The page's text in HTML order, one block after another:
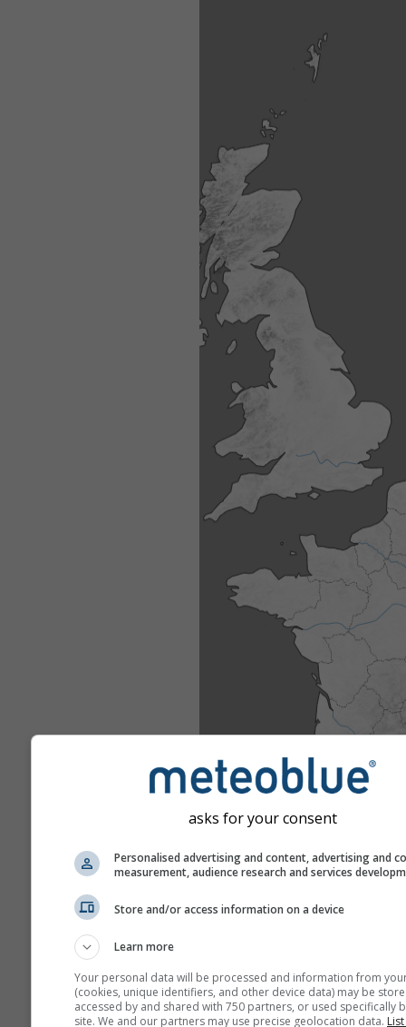
asks for your consent
Personalised advertising and content, advertising and
measurement, audience research and services
Store and/or access information on a device
Learn more
Your personal data will be processed and information from
(cookies, unique identifiers, and other device data) may be
accessed by and shared with 750 partners, or used specifically
site. We and our partners may use precise geolocation data.